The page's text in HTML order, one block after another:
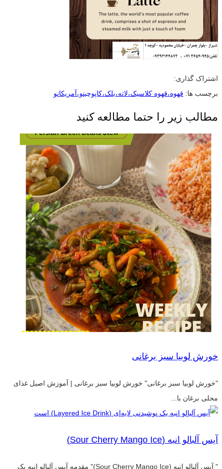
اشتراک گذاری:
برچسب ها: قهوه،قهوه کلاسیک،لاته،بلک،کاپوچینو،آمریکانو
مطالب زیر را حتما مطالعه کنید
خورش لوبیا سبز برغانی
"خورش لوبیا سبز برغانی" خورش لوبیا سبز برغانی | آموزش اصیل غذای
محلی برغان با...
آیس آلبالو انبه (Sour Cherry Mango Ice)
" آیس آلبالو انبه (Sour Cherry Mango Ice)" مقدمه آیس آلبالو انبه یک